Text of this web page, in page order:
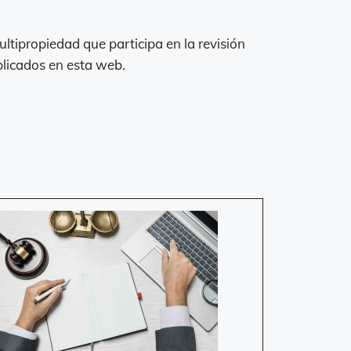
que participa en la revisión
en esta web.